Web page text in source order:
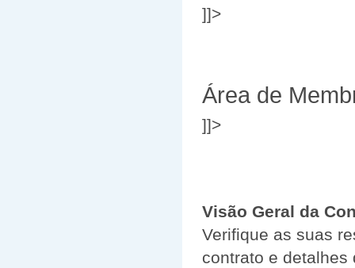
]]>
Área de
]]>
Visão Geral da
Verifique as suas
contrato e detalhes